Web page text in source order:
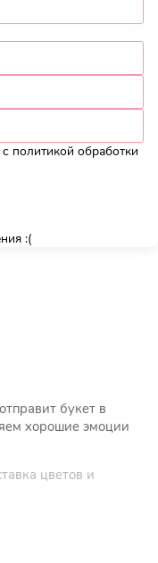
политикой обработки
:(
букет в
хорошие эмоции
цветов и